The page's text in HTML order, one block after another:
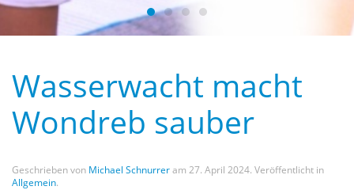
Wasserwacht Waldsassen
Wasserwacht Waldsassen
Wasserwacht Waldsassen
Wasserwacht macht
Wondreb sauber
Geschrieben von Michael Schnurreram 27. April 2024. Veröffentlicht in
Allgemein.